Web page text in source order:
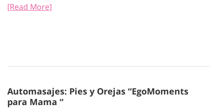
[Read More]
Automasajes: Pies y Orejas “EgoMoments
para Mama “